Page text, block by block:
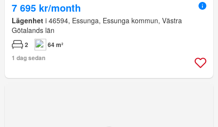
7 695 kr/month
Lägenhet i 46594, Essunga, Essunga kommun, Västra
Götalands län
2
64 m²
1 dag sedan